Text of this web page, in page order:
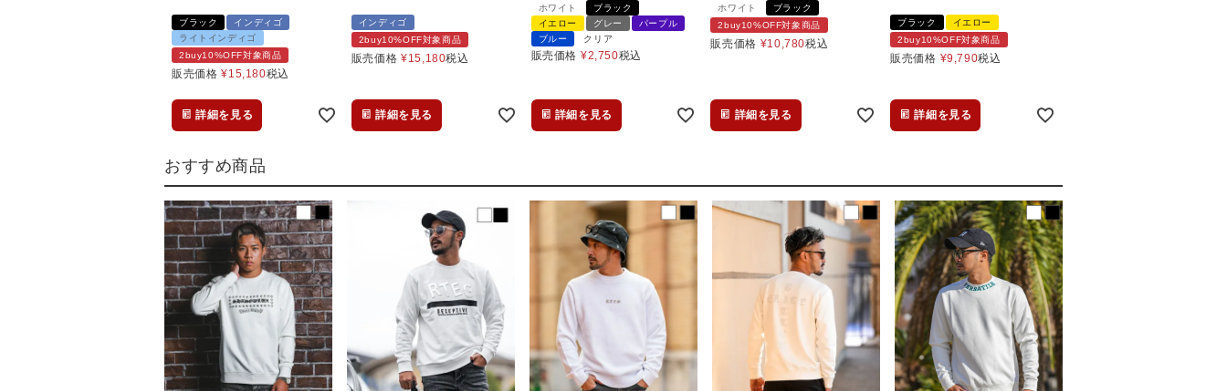
ブラック
インディゴ
ライトインディゴ
2buy10%OFF対象商品
販売価格 ¥15,180税込
詳細を見る
インディゴ
2buy10%OFF対象商品
販売価格 ¥15,180税込
詳細を見る
ホワイト
ブラック
イエロー
グレー
パープル
ブルー
クリア
販売価格 ¥2,750税込
詳細を見る
ホワイト
ブラック
2buy10%OFF対象商品
販売価格 ¥10,780税込
詳細を見る
ブラック
イエロー
2buy10%OFF対象商品
販売価格 ¥9,790税込
詳細を見る
おすすめ商品